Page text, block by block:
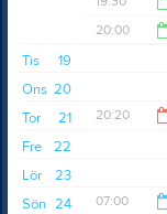
22:00
20:00
19
Tis
20
Ons
21
Tor 20:20
22
Fre
23
Lör
24
Sön 07:00